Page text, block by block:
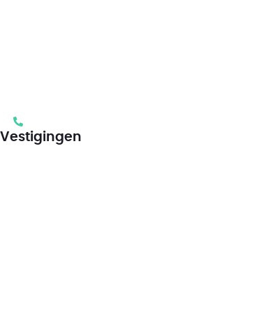
Vestigingen